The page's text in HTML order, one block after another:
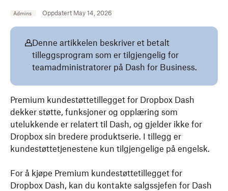
Admins Oppdatert May 14, 2026
Denne artikkelen beskriver et betalt
tilleggsprogram som er tilgjengelig for
teamadministratorer på Dash for Business.
Premium kundestøttetillegget for Dropbox Dash
dekker støtte, funksjoner og opplæring som
utelukkende er relatert til Dash, og gjelder ikke for
Dropbox sin bredere produktserie. I tillegg er
kundestøttetjenestene kun tilgjengelige på engelsk.
For å kjøpe Premium kundestøttetillegget for
Dropbox Dash, kan du kontakte salgssjefen for Dash